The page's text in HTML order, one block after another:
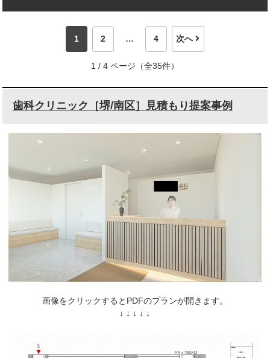
1 2 … 4 次へ
1 / 4 ページ（全35件）
歯科クリニック［堺/南区］見積もり提案事例
画像をクリックするとPDFのプランが開きます。
↓ ↓ ↓ ↓ ↓